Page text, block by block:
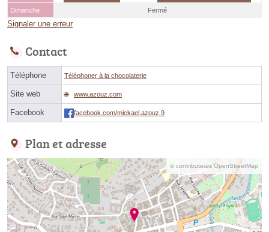
Dimanche
Fermé
Signaler une erreur
Contact
Téléphone Téléphoner à la chocolaterie
Site web www.azouz.com
Facebook facebook.com/mickael.azouz.9
Plan et adresse
© contributeurs OpenStreetMap